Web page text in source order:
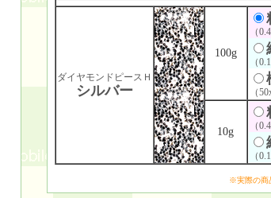
ダイヤモンドピースＨ
シルバー
100g
（
（
（
10g （
（
※実際の商